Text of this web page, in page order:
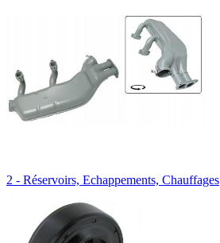
2 - Réservoirs, Echappements, Chauffages